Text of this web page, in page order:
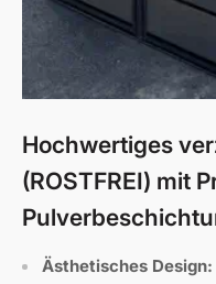
Hochwertiges
(ROSTFREI) mit
Ästhetisches Design: